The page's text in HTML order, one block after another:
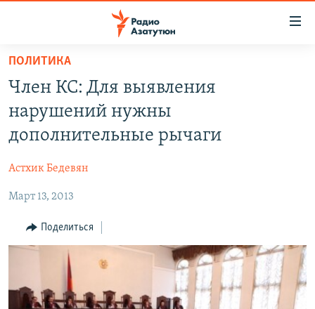
Перейти
основному
содержанию
Перейти
основной
Перейти
поиску
ПОЛИТИКА
ЭКОНОМИКА
РЕГИОН
НАГОРНЫЙ КАРАБАХ
КУЛЬТУРА
АРХИВ
ПОЛИТИКА
Член КС: Для выявления
нарушений нужны
дополнительные рычаги
Астхик Бедевян
Март 13, 2013
Поделиться